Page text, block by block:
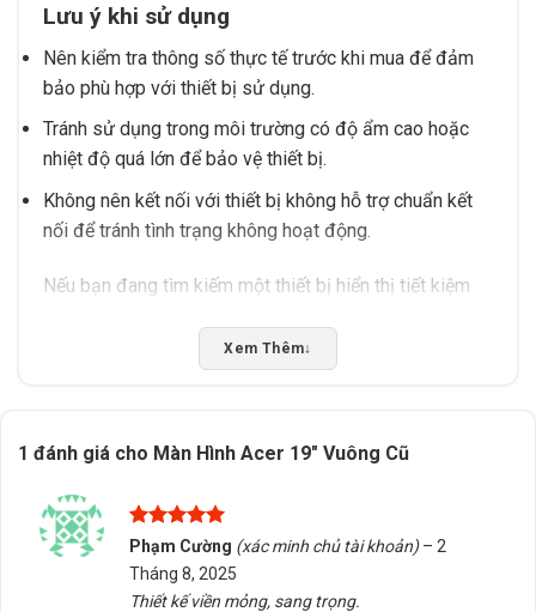
Lưu ý khi sử dụng
Nên kiểm tra thông số thực tế trước khi mua để đảm
bảo phù hợp với thiết bị sử dụng.
Tránh sử dụng trong môi trường có độ ẩm cao hoặc
nhiệt độ quá lớn để bảo vệ thiết bị.
Không nên kết nối với thiết bị không hỗ trợ chuẩn kết
nối để tránh tình trạng không hoạt động.
Nếu bạn đang tìm kiếm một thiết bị hiển thị tiết kiệm
19″ Vuông Cũ là lựa chọn đáng cân nhắc. Tấn Phát AD
sẵn sàng tư vấn chọn đúng sản phẩm, hỗ trợ kiểm tra
Bấm 5 sao để ủng hộ shop
Xem Thêm↓
1 đánh giá cho Màn Hình Acer 19″ Vuông Cũ
Được xếp
hạng
sao
Phạm Cường (xác minh chủ tài khoản) – 2
Tháng 8, 2025
Thiết kế viền mỏng, sang trọng.